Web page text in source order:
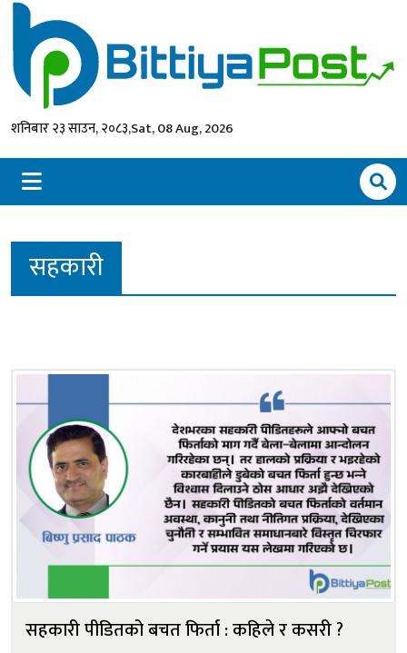
शनिबार २३ साउन, २०८३,Sat, 08 Aug, 2026
सहकारी
सहकारी पीडितको बचत फिर्ता : कहिले र कसरी ?